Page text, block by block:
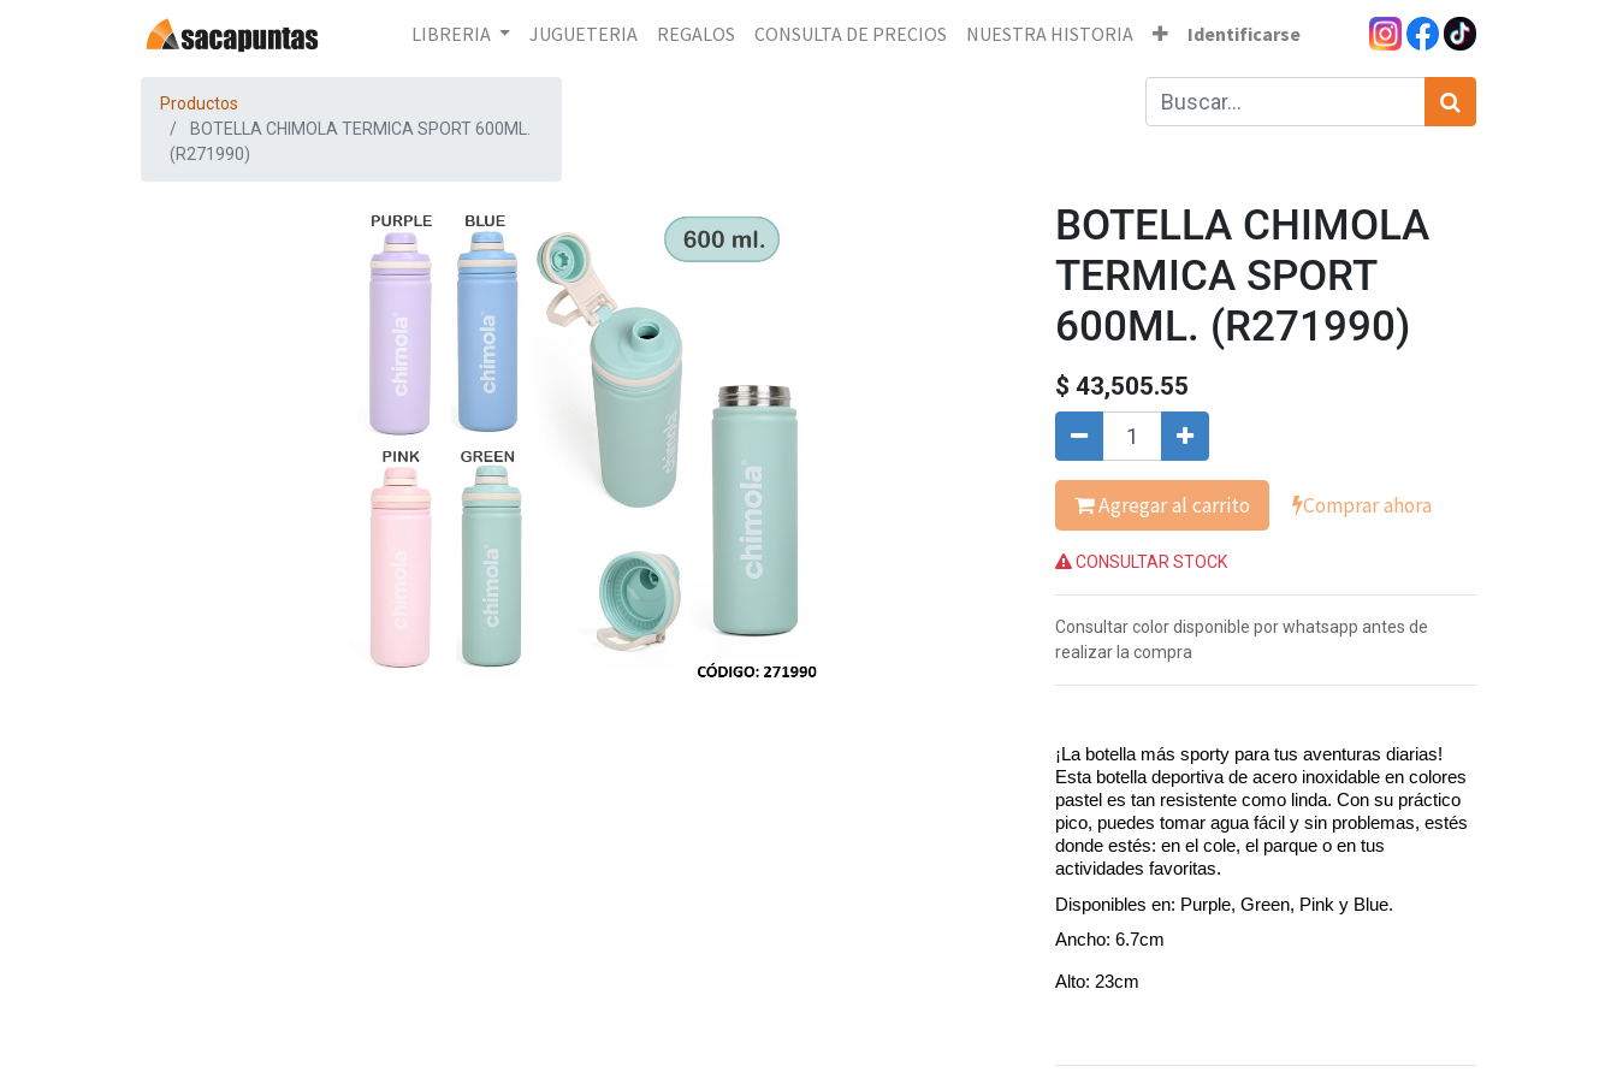
LIBRERIA JUGUETERIA REGALOS CONSULTA DE PRECIOS NUESTRA HISTORIA Identificarse
Productos
BOTELLA CHIMOLA TERMICA SPORT 600ML.
(R271990)
BOTELLA CHIMOLA
TERMICA SPORT
600ML. (R271990)
$ 43,505.55
Agregar al carrito Comprar ahora
CONSULTAR STOCK
Consultar color disponible por whatsapp antes de
realizar la compra
¡La botella más sporty para tus aventuras diarias!
Esta botella deportiva de acero inoxidable en colores
pastel es tan resistente como linda. Con su práctico
pico, puedes tomar agua fácil y sin problemas, estés
donde estés: en el cole, el parque o en tus
actividades favoritas.
Disponibles en: Purple, Green, Pink y Blue.
Ancho: 6.7cm
Alto: 23cm